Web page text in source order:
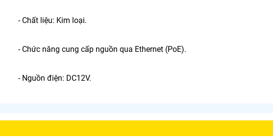
- Chất liệu: Kim loại.
- Chức năng cung cấp nguồn qua Ethernet (PoE).
- Nguồn điện: DC12V.